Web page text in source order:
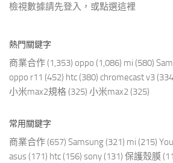
檢視數據請先登入，或點選這裡
熱門關鍵字
商業合作 (1,353) oppo (1,086) mi (580)
oppo r11 (452) htc (380) chromecast v3
小米max2規格 (325) 小米max2 (325)
常用關鍵字
商業合作 (657) Samsung (321) mi (215)
asus (171) htc (156) sony (131) 保護殼膜